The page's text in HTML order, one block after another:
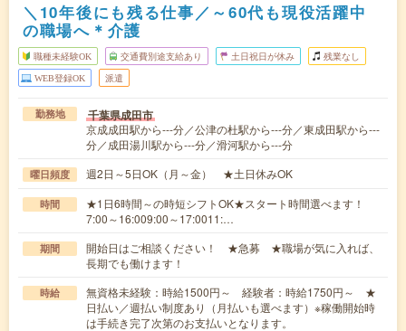
＼10年後にも残る仕事／～60代も現役活躍中
の職場へ＊介護
職種未経験OK 交通費別途支給あり 土日祝日が休み 残業なし
WEB登録OK 派遣
勤務地 千葉県成田市
京成成田駅から---分／公津の杜駅から---分／東成田駅から---
分／成田湯川駅から---分／滑河駅から---分
曜日頻度 週2日～5日OK（月～金） ★土日休みOK
時間
★1日6時間～の時短シフトOK★スタート時間選べます！
7:00～16:009:00～17:0011:…
期間
開始日はご相談ください！ ★急募 ★職場が気に入れば、
長期でも働けます！
時給
無資格未経験：時給1500円～ 経験者：時給1750円～ ★
日払い／週払い制度あり（月払いも選べます）※稼働開始時
は手続き完了次第のお支払いとなります。